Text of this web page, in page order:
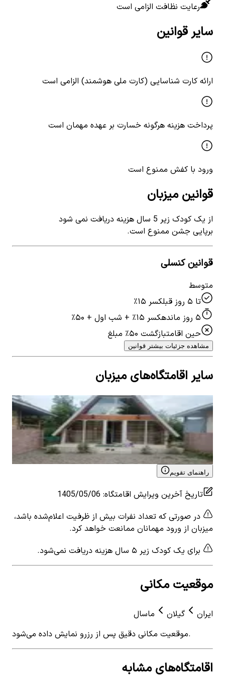
رعایت نظافت الزامی است
سایر قوانین
ارائه کارت شناسایی (کارت ملی هوشمند) الزامی است
پرداخت هزینه هرگونه خسارت بر عهده مهمان است
ورود با کفش ممنوع است
قوانین میزبان
از یک کودک زیر 5 سال هزینه دریافت نمی شود
برپایی جشن ممنوع است.
قوانین کنسلی
متوسط
تا ۵ روز قبل
کسر ۱۵٪
۵ روز مانده
کسر ۱۵٪ + شب اول + ۵۰٪
حین اقامتبازگشت ۵۰٪ مبلغ
مشاهده جزئیات بیشتر قوانین
سایر اقامتگاه‌های میزبان
اجاره کلبه سوئیسی جنگلی در شاندرمن
2 اتاق خواب8 نفر
۳٬۰۰۰٬۰۰۰تومان
View details for اجاره کلبه سوئیسی جنگلی در شاندرمن
راهنمای تقویم
تاریخ آخرین ویرایش اقامتگاه:
1405/05/06
در صورتی که تعداد نفرات بیش از ظرفیت اعلام‌شده باشد،
میزبان از ورود مهمانان ممانعت خواهد کرد.
برای یک کودک زیر ۵ سال هزینه دریافت نمی‌شود.
موقعیت مکانی
ایران گیلان
ماسال
موقعیت مکانی دقیق پس از رزرو نمایش داده می‌شود.
اقامتگاه‌های مشابه